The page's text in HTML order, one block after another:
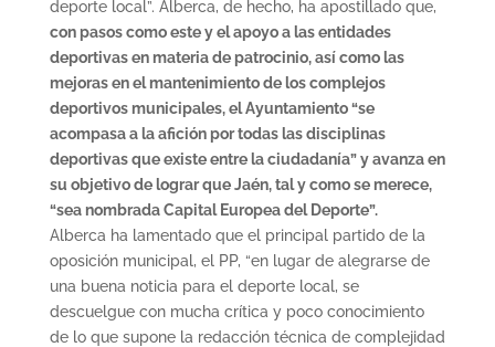
deporte local”. Alberca, de hecho, ha apostillado que,
con pasos como este y el apoyo a las entidades
deportivas en materia de patrocinio, así como las
mejoras en el mantenimiento de los complejos
deportivos municipales, el Ayuntamiento “se
acompasa a la afición por todas las disciplinas
deportivas que existe entre la ciudadanía” y avanza en
su objetivo de lograr que Jaén, tal y como se merece,
“sea nombrada Capital Europea del Deporte”.
Alberca ha lamentado que el principal partido de la
oposición municipal, el PP, “en lugar de alegrarse de
una buena noticia para el deporte local, se
descuelgue con mucha crítica y poco conocimiento
de lo que supone la redacción técnica de complejidad